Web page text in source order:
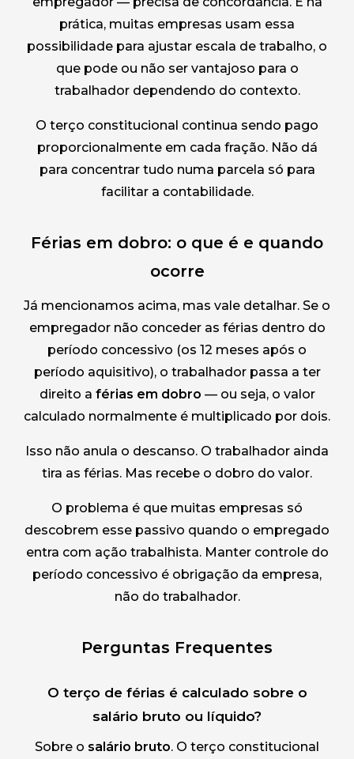
prática, muitas empresas usam essa
possibilidade para ajustar escala de trabalho, o
que pode ou não ser vantajoso para o
trabalhador dependendo do contexto.
O terço constitucional continua sendo pago
proporcionalmente em cada fração. Não dá
para concentrar tudo numa parcela só para
facilitar a contabilidade.
Férias em dobro: o que é e quando
ocorre
Já mencionamos acima, mas vale detalhar. Se o
empregador não conceder as férias dentro do
período concessivo (os 12 meses após o
período aquisitivo), o trabalhador passa a ter
direito a férias em dobro — ou seja, o valor
calculado normalmente é multiplicado por dois.
Isso não anula o descanso. O trabalhador ainda
tira as férias. Mas recebe o dobro do valor.
O problema é que muitas empresas só
descobrem esse passivo quando o empregado
entra com ação trabalhista. Manter controle do
período concessivo é obrigação da empresa,
não do trabalhador.
Perguntas Frequentes
O terço de férias é calculado sobre o
salário bruto ou líquido?
Sobre o salário bruto. O terço constitucional